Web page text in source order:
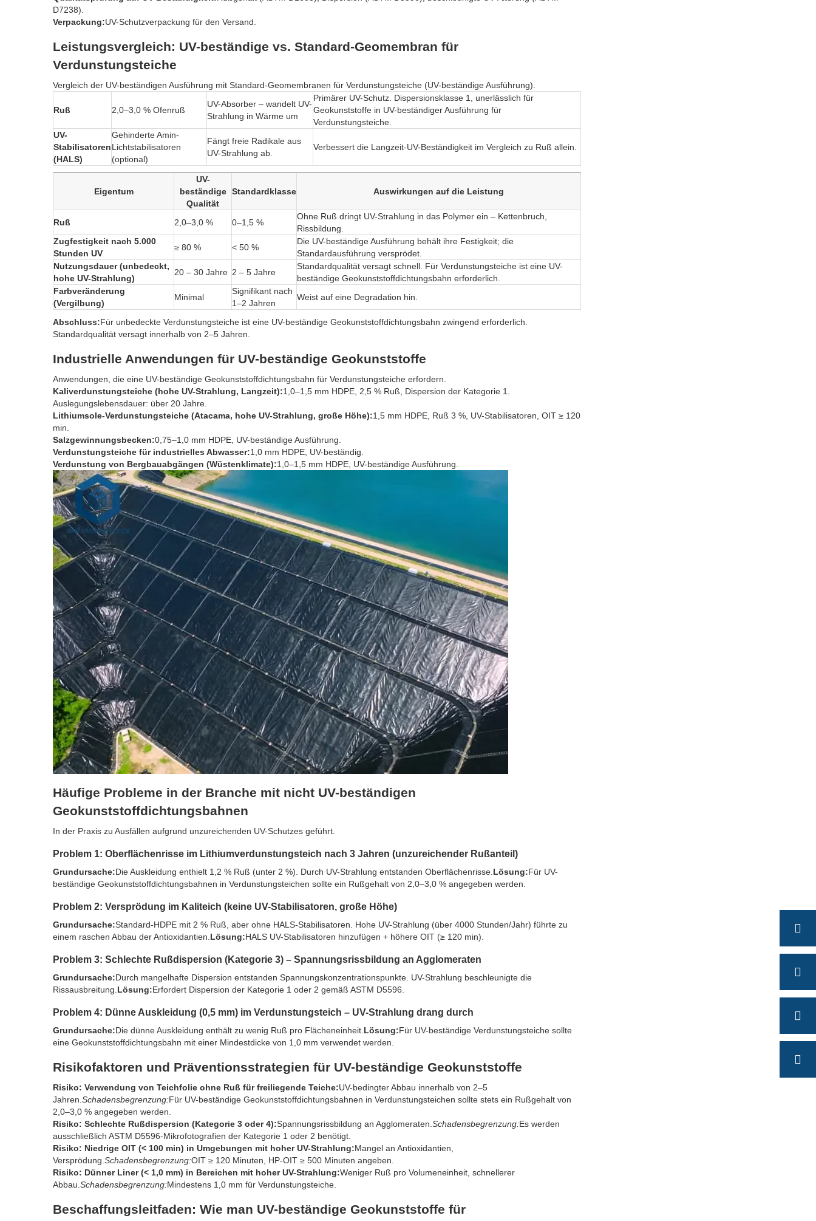
D7238).
Verpackung:UV-Schutzverpackung für den Versand.
Leistungsvergleich: UV-beständige vs. Standard-Geomembran für
Verdunstungsteiche
Vergleich der UV-beständigen Ausführung mit Standard-Geomembranen für Verdunstungsteiche (UV-beständige Ausführung).
Ruß 2,0–3,0 % Ofenruß
UV-Absorber – wandelt UV-
Strahlung in Wärme um
Primärer UV-Schutz. Dispersionsklasse 1, unerlässlich für
Geokunststoffe in UV-beständiger Ausführung für
Verdunstungsteiche.
UV-
Stabilisatoren
(HALS)
Gehinderte Amin-
Lichtstabilisatoren
(optional)
Fängt freie Radikale aus
UV-Strahlung ab.
Verbessert die Langzeit-UV-Beständigkeit im Vergleich zu Ruß allein.
Eigentum
UV-
beständige
Qualität
Standardklasse Auswirkungen auf die Leistung
Ruß 2,0–3,0 % 0–1,5 %
Ohne Ruß dringt UV-Strahlung in das Polymer ein – Kettenbruch,
Rissbildung.
Zugfestigkeit nach 5.000
Stunden UV
≥ 80 % < 50 %
Die UV-beständige Ausführung behält ihre Festigkeit; die
Standardausführung versprödet.
Nutzungsdauer (unbedeckt,
hohe UV-Strahlung)
20 – 30 Jahre 2 – 5 Jahre
Standardqualität versagt schnell. Für Verdunstungsteiche ist eine UV-
beständige Geokunststoffdichtungsbahn erforderlich.
Farbveränderung
(Vergilbung)
Minimal
Signifikant nach
1–2 Jahren
Weist auf eine Degradation hin.
Abschluss:Für unbedeckte Verdunstungsteiche ist eine UV-beständige Geokunststoffdichtungsbahn zwingend erforderlich.
Standardqualität versagt innerhalb von 2–5 Jahren.
Industrielle Anwendungen für UV-beständige Geokunststoffe
Anwendungen, die eine UV-beständige Geokunststoffdichtungsbahn für Verdunstungsteiche erfordern.
Kaliverdunstungsteiche (hohe UV-Strahlung, Langzeit):1,0–1,5 mm HDPE, 2,5 % Ruß, Dispersion der Kategorie 1.
Auslegungslebensdauer: über 20 Jahre.
Lithiumsole-Verdunstungsteiche (Atacama, hohe UV-Strahlung, große Höhe):1,5 mm HDPE, Ruß 3 %, UV-Stabilisatoren, OIT ≥ 120
min.
Salzgewinnungsbecken:0,75–1,0 mm HDPE, UV-beständige Ausführung.
Verdunstungsteiche für industrielles Abwasser:1,0 mm HDPE, UV-beständig.
Verdunstung von Bergbauabgängen (Wüstenklimate):1,0–1,5 mm HDPE, UV-beständige Ausführung.
Häufige Probleme in der Branche mit nicht UV-beständigen
Geokunststoffdichtungsbahnen
In der Praxis zu Ausfällen aufgrund unzureichenden UV-Schutzes geführt.
Problem 1: Oberflächenrisse im Lithiumverdunstungsteich nach 3 Jahren (unzureichender Rußanteil)
Grundursache:Die Auskleidung enthielt 1,2 % Ruß (unter 2 %). Durch UV-Strahlung entstanden Oberflächenrisse. Lösung:Für UV-
beständige Geokunststoffdichtungsbahnen in Verdunstungsteichen sollte ein Rußgehalt von 2,0–3,0 % angegeben werden.
Problem 2: Versprödung im Kaliteich (keine UV-Stabilisatoren, große Höhe)
Grundursache:Standard-HDPE mit 2 % Ruß, aber ohne HALS-Stabilisatoren. Hohe UV-Strahlung (über 4000 Stunden/Jahr) führte zu
einem raschen Abbau der Antioxidantien. Lösung:HALS UV-Stabilisatoren hinzufügen + höhere OIT (≥ 120 min).
Problem 3: Schlechte Rußdispersion (Kategorie 3) – Spannungsrissbildung an Agglomeraten
Grundursache:Durch mangelhafte Dispersion entstanden Spannungskonzentrationspunkte. UV-Strahlung beschleunigte die
Rissausbreitung. Lösung:Erfordert Dispersion der Kategorie 1 oder 2 gemäß ASTM D5596.
Problem 4: Dünne Auskleidung (0,5 mm) im Verdunstungsteich – UV-Strahlung drang durch
Grundursache:Die dünne Auskleidung enthält zu wenig Ruß pro Flächeneinheit. Lösung:Für UV-beständige Verdunstungsteiche sollte
eine Geokunststoffdichtungsbahn mit einer Mindestdicke von 1,0 mm verwendet werden.
Risikofaktoren und Präventionsstrategien für UV-beständige Geokunststoffe
Risiko: Verwendung von Teichfolie ohne Ruß für freiliegende Teiche:UV-bedingter Abbau innerhalb von 2–5
Jahren. Schadensbegrenzung:Für UV-beständige Geokunststoffdichtungsbahnen in Verdunstungsteichen sollte stets ein Rußgehalt von
2,0–3,0 % angegeben werden.
Risiko: Schlechte Rußdispersion (Kategorie 3 oder 4):Spannungsrissbildung an Agglomeraten. Schadensbegrenzung:Es werden
ausschließlich ASTM D5596-Mikrofotografien der Kategorie 1 oder 2 benötigt.
Risiko: Niedrige OIT (< 100 min) in Umgebungen mit hoher UV-Strahlung:Mangel an Antioxidantien,
Versprödung. Schadensbegrenzung:OIT ≥ 120 Minuten, HP-OIT ≥ 500 Minuten angeben.
Risiko: Dünner Liner (< 1,0 mm) in Bereichen mit hoher UV-Strahlung:Weniger Ruß pro Volumeneinheit, schnellerer
Abbau. Schadensbegrenzung:Mindestens 1,0 mm für Verdunstungsteiche.
Beschaffungsleitfaden: Wie man UV-beständige Geokunststoffe für